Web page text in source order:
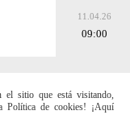
11.04.26
09:00
sitio que está visitando,
Política de cookies! ¡Aquí